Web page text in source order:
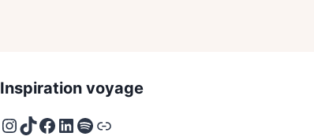
Inspiration voyage
Instagram
TikTok
Facebook
LinkedIn
Spotify
Deezer